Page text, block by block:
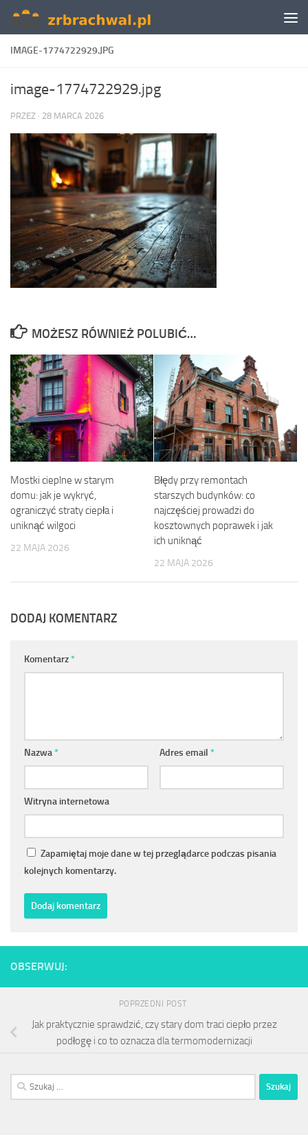
Skip to content
IMAGE-1774722929.JPG
image-1774722929.jpg
PRZEZ · 28 MARCA 2026
MOŻESZ RÓWNIEŻ POLUBIĆ…
Mostki cieplne w starym
domu: jak je wykryć,
ograniczyć straty ciepła i
uniknąć wilgoci
22 MAJA 2026
Błędy przy remontach
starszych budynków: co
najczęściej prowadzi do
kosztownych poprawek i jak
ich uniknąć
22 MAJA 2026
DODAJ KOMENTARZ
Komentarz*
Nazwa* Adres email *
Witryna internetowa
Zapamiętaj moje dane w tej przeglądarce podczas pisania
kolejnych komentarzy.
OBSERWUJ:
POPRZEDNI POST
Jak praktycznie sprawdzić, czy stary dom traci ciepło przez
podłogę i co to oznacza dla termomodernizacji
Szukaj: